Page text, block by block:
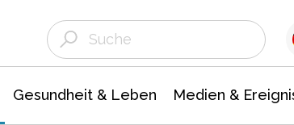
Gesundheit & Leben Medien &